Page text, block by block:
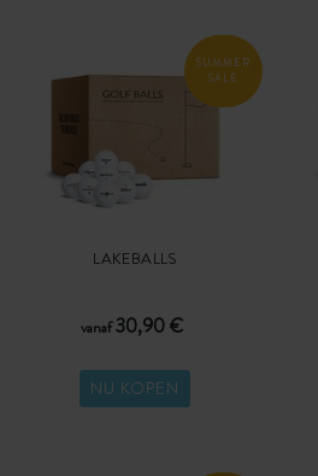
SUMMER
SALE
LAKEBALLS
vanaf30,90 €
NU KOPEN